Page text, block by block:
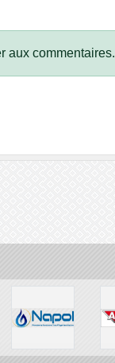
aux commentaires.